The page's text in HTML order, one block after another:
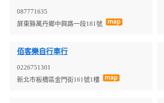
087771635
屏東縣萬丹鄉中興路一段181號
佰客樂自行車行
0226751301
新北市板橋區金門街161號1樓